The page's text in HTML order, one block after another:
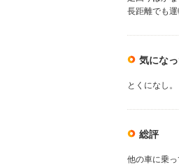
長距離でも運
気にな
とくになし。
総評
他の車に乗